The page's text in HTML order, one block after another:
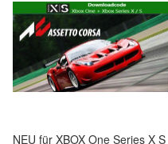
NEU für XBOX One Series X S